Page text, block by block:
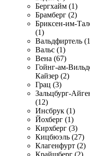
Бергхайм (1)
Брамберг (2)
Бриксен-им-
(1)
Вальдфиртель
Вальс (1)
Вена (67)
Гойнг-ам-
Кайзер (2)
Грац (3)
Зальцбург-
(12)
Инсбрук (1)
Йохберг (1)
Кирхберг (3)
Кицбюэль (27)
Клагенфурт (2)
Крайшберг (2)